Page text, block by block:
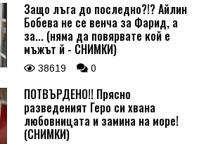
Защо лъга до последно?!? Айлин
Бобева не се венча за Фарид, а
за... (няма да повярвате кой е
мъжът й - СНИМКИ)
38619 0
ПОТВЪРДЕНО!! Прясно
разведеният Геро си хвана
любовницата и замина на море!
(СНИМКИ)